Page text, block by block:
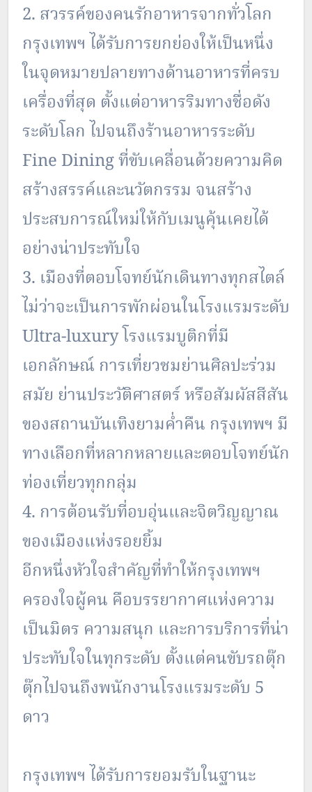
2. สวรรค์ของคนรักอาหารจากทั่วโลก
กรุงเทพฯ ได้รับการยกย่องให้เป็นหนึ่ง
ในจุดหมายปลายทางด้านอาหารที่ครบ
เครื่องที่สุด ตั้งแต่อาหารริมทางชื่อดัง
ระดับโลก ไปจนถึงร้านอาหารระดับ
Fine Dining ที่ขับเคลื่อนด้วยความคิด
สร้างสรรค์และนวัตกรรม จนสร้าง
ประสบการณ์ใหม่ให้กับเมนูคุ้นเคยได้
อย่างน่าประทับใจ
3. เมืองที่ตอบโจทย์นักเดินทางทุกสไตล์
ไม่ว่าจะเป็นการพักผ่อนในโรงแรมระดับ
Ultra-luxury โรงแรมบูติกที่มี
เอกลักษณ์ การเที่ยวชมย่านศิลปะร่วม
สมัย ย่านประวัติศาสตร์ หรือสัมผัสสีสัน
ของสถานบันเทิงยามค่ำคืน กรุงเทพฯ มี
ทางเลือกที่หลากหลายและตอบโจทย์นัก
ท่องเที่ยวทุกกลุ่ม
4. การต้อนรับที่อบอุ่นและจิตวิญญาณ
ของเมืองแห่งรอยยิ้ม
อีกหนึ่งหัวใจสำคัญที่ทำให้กรุงเทพฯ
ครองใจผู้คน คือบรรยากาศแห่งความ
เป็นมิตร ความสนุก และการบริการที่น่า
ประทับใจในทุกระดับ ตั้งแต่คนขับรถตุ๊ก
ตุ๊กไปจนถึงพนักงานโรงแรมระดับ 5
ดาว
กรุงเทพฯ ได้รับการยอมรับในฐานะ